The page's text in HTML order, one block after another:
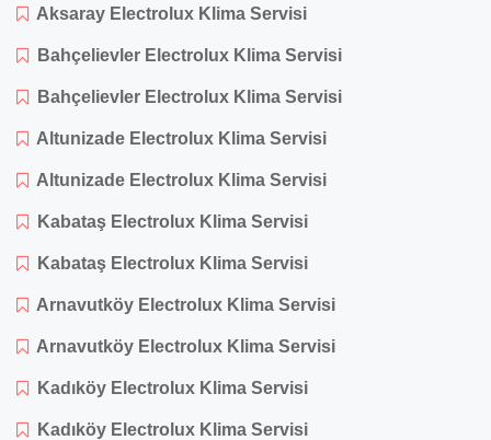
Aksaray Electrolux Klima Servisi
Bahçelievler Electrolux Klima Servisi
Bahçelievler Electrolux Klima Servisi
Altunizade Electrolux Klima Servisi
Altunizade Electrolux Klima Servisi
Kabataş Electrolux Klima Servisi
Kabataş Electrolux Klima Servisi
Arnavutköy Electrolux Klima Servisi
Arnavutköy Electrolux Klima Servisi
Kadıköy Electrolux Klima Servisi
Kadıköy Electrolux Klima Servisi